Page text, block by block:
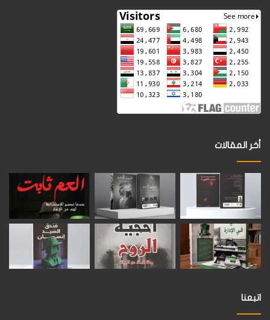
أخر المقالات
اتبعنا